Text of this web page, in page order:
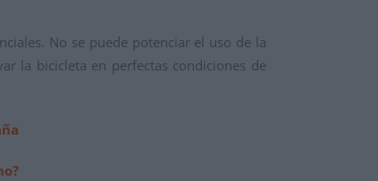
No se puede potenciar el uso de la
la bicicleta en perfectas condiciones de